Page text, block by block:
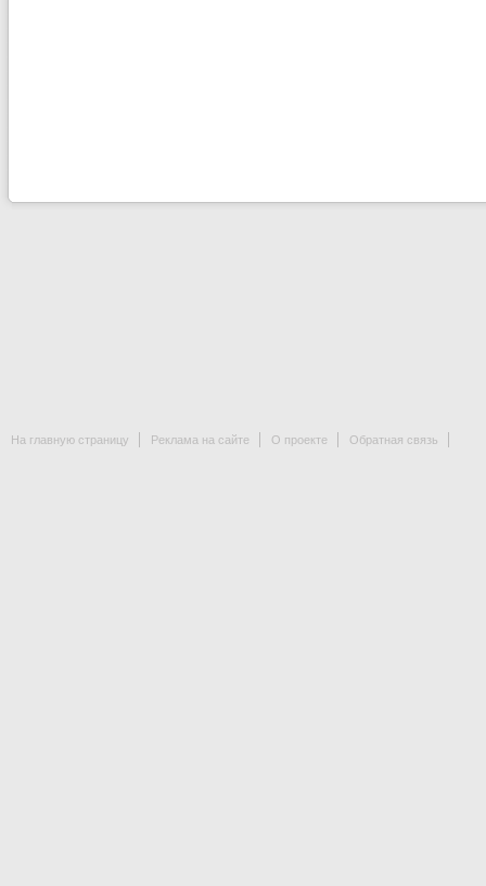
На главную страницу Реклама на сайте О проекте Обратная связь